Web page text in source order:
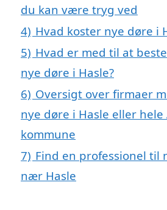
du kan være tryg ved
4) Hvad koster nye døre i
5) Hvad er med til at
nye døre i Hasle?
6) Oversigt over firmaer
nye døre i Hasle eller hele
kommune
7) Find en professionel til
nær Hasle